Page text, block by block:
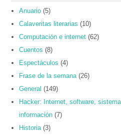
Anuario (5)
Calaveritas literarias (10)
Computación e internet (62)
Cuentos (8)
Espectáculos (4)
Frase de la semana (26)
General (149)
Hacker: Internet, software,
información (7)
Historia (3)